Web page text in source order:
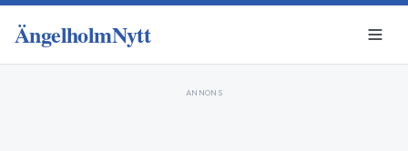
ÄngelholmNytt
ANNONS